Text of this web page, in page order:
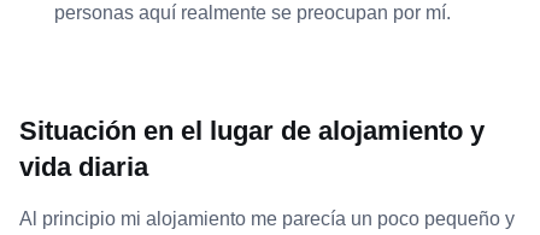
personas aquí realmente se preocupan por mí.
Situación en el lugar de alojamiento y
vida diaria
Al principio mi alojamiento me parecía un poco pequeño y